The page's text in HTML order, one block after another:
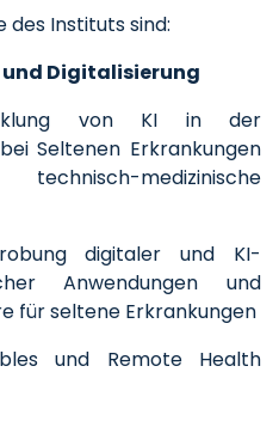
Instituts sind:
und Digitalisierung
von KI in der
Seltenen Erkrankungen
medizinische
digitaler und KI-
Anwendungen und
für seltene Erkrankungen
und Remote Health